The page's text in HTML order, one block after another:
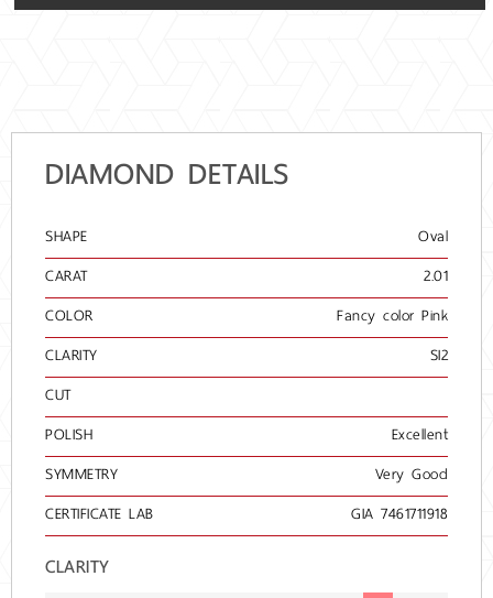
DIAMOND DETAILS
SHAPE
Oval
CARAT
2.01
COLOR
Fancy color Pink
CLARITY
SI2
CUT
POLISH
Excellent
SYMMETRY
Very Good
CERTIFICATE LAB
GIA 7461711918
CLARITY